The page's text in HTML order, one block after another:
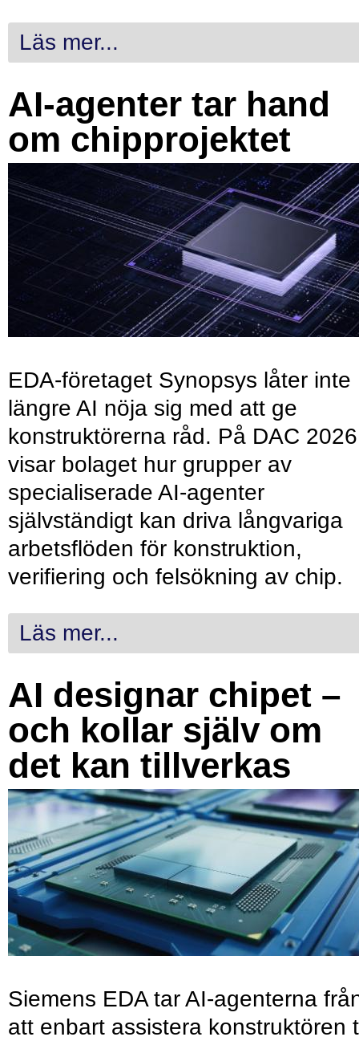
Läs mer...
AI-agenter tar hand
om chipprojektet
EDA-företaget Synopsys låter inte
längre AI nöja sig med att ge
konstruktörerna råd. På DAC 2026
visar bolaget hur grupper av
specialiserade AI-agenter
självständigt kan driva långvariga
arbetsflöden för konstruktion,
verifiering och felsökning av chip.
Läs mer...
AI designar chipet –
och kollar själv om
det kan tillverkas
Siemens EDA tar AI-agenterna
att enbart assistera konstruktören